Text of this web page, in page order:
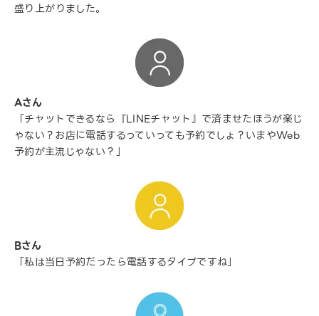
盛り上がりました。
Aさん
「チャットできるなら『LINEチャット』で済ませたほうが楽じ
ゃない？お店に電話するっていっても予約でしょ？いまやWeb
予約が主流じゃない？」
Bさん
「私は当日予約だったら電話するタイプですね」